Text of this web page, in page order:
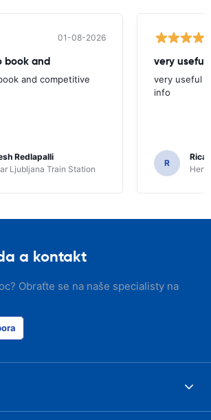
01-08-2026
book and
and competitive
Redlapalli
Ljubljana Train Station
very useful
very useful
info
R
a kontakt
Obraťte se na naše specialisty na